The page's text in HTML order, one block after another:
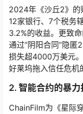
2024年《沙丘2》的
12家银行、7个税务
3.2%的收益。更致
通过”阴阳合同”隐匿
损失超4000万美元
好莱坞拖入信任危机
2. 智能合约的暴力
ChainFilm为《星际